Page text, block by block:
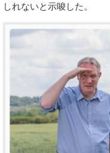
しれないと示唆した。